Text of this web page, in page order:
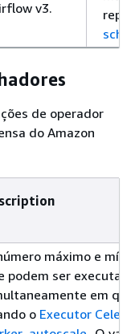
v3.
de operador
do Amazon
máximo e
podem ser
em
o Executor Celery